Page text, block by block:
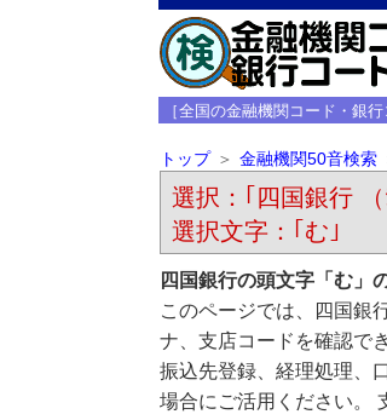
［全国の金融機関コード・銀
トップ 金融機関50音検索
選択：｢四国銀行
選択文字：｢む｣
四国銀行の頭文字「む」
このページでは、四国銀
ナ、支店コードを確認で
振込先登録、経理処理、
場合にご活用ください。